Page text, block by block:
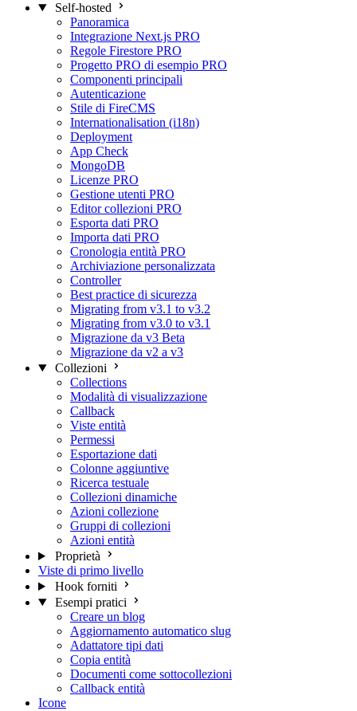
Self-hosted
Panoramica
Integrazione Next.js PRO
Regole Firestore PRO
Progetto PRO di esempio PRO
Componenti principali
Autenticazione
Stile di FireCMS
Internationalisation (i18n)
Deployment
App Check
MongoDB
Licenze PRO
Gestione utenti PRO
Editor collezioni PRO
Esporta dati PRO
Importa dati PRO
Cronologia entità PRO
Archiviazione personalizzata
Controller
Best practice di sicurezza
Migrating from v3.1 to v3.2
Migrating from v3.0 to v3.1
Migrazione da v3 Beta
Migrazione da v2 a v3
Collezioni
Collections
Modalità di visualizzazione
Callback
Viste entità
Permessi
Esportazione dati
Colonne aggiuntive
Ricerca testuale
Collezioni dinamiche
Azioni collezione
Gruppi di collezioni
Azioni entità
Proprietà
Viste di primo livello
Hook forniti
Esempi pratici
Creare un blog
Aggiornamento automatico slug
Adattatore tipi dati
Copia entità
Documenti come sottocollezioni
Callback entità
Icone